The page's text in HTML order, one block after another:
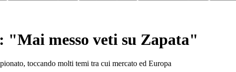
"Mai messo veti su Zapata"
toccando molti temi tra cui mercato ed Europa